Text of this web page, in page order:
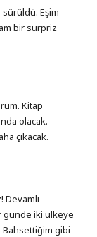
sürüldü. Eşim
bir sürpriz
Kitap
olacak.
çıkacak.
Devamlı
günde iki ülkeye
gibi